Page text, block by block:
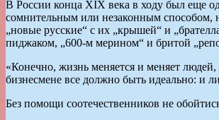
В России конца XIX века в ходу был еще
сомнительным или незаконным
„новые русские“ с их „крышей“ и
пиджаком, „600-м мерином“ и бритой
«Конечно, жизнь меняется и меняет
бизнесмене все должно быть идеально: и
Без помощи соотечественников не